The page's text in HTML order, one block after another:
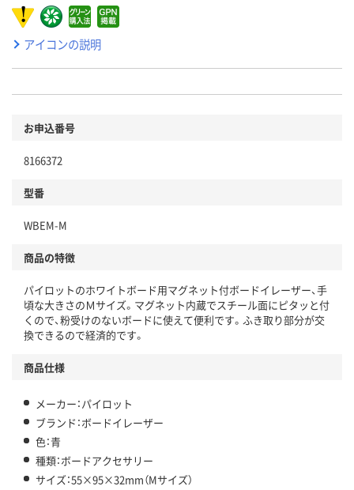
アイコンの説明
お申込番号
8166372
型番
WBEM-M
商品の特徴
パイロットのホワイトボード用マグネット付ボードイレーザー、手
頃な大きさのＭサイズ。マグネット内蔵でスチール面にピタッと付
くので、粉受けのないボードに使えて便利です。ふき取り部分が交
換できるので経済的です。
商品仕様
メーカー：パイロット
ブランド：ボードイレーザー
色：青
種類：ボードアクセサリー
サイズ：55×95×32mm（Mサイズ）